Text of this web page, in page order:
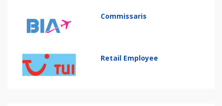
Commissaris
Retail Employee